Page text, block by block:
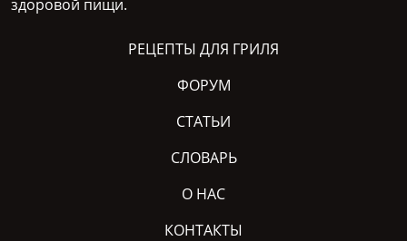
здоровой пищи.
РЕЦЕПТЫ ДЛЯ ГРИЛЯ
ФОРУМ
СТАТЬИ
СЛОВАРЬ
О НАС
КОНТАКТЫ